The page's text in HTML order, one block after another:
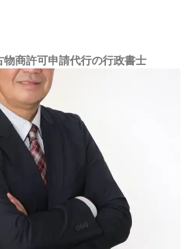
商許可申請代行の行政書士